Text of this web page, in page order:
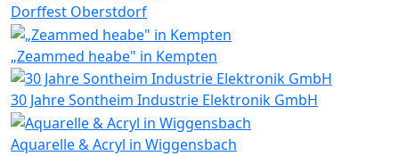
Dorffest Oberstdorf
„Zeammed heabe" in Kempten
30 Jahre Sontheim Industrie Elektronik GmbH
Aquarelle & Acryl in Wiggensbach